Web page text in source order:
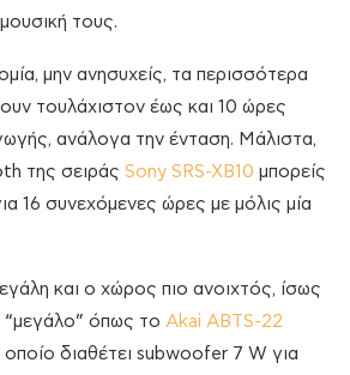
τους.
μην ανησυχείς, τα περισσότερα
τουλάχιστον έως και 10 ώρες
ανάλογα την ένταση. Μάλιστα,
της σειράς Sony SRS-XB10 μπορείς
16 συνεχόμενες ώρες με μόλις μία
και ο χώρος πιο ανοιχτός, ίσως
“μεγάλο” όπως το Akai ABTS-22
οποίο διαθέτει subwoofer 7 W για